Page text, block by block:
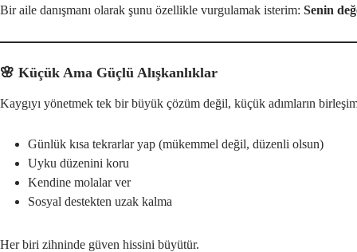
Bir aile danışmanı olarak şunu özellikle vurgulamak isterim: Senin
🌸 Küçük Ama Güçlü Alışkanlıklar
Kaygıyı yönetmek tek bir büyük çözüm değil, küçük adımların
Günlük kısa tekrarlar yap (mükemmel değil, düzenli olsun)
Uyku düzenini koru
Kendine molalar ver
Sosyal destekten uzak kalma
Her biri zihninde güven hissini büyütür.